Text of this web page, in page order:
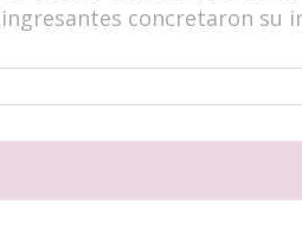
ingresantes concretaron su